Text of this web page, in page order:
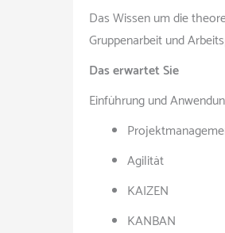
Das Wissen um die
Gruppenarbeit und
Das erwartet Sie
Einführung und
Agilität
KAIZEN
KANBAN